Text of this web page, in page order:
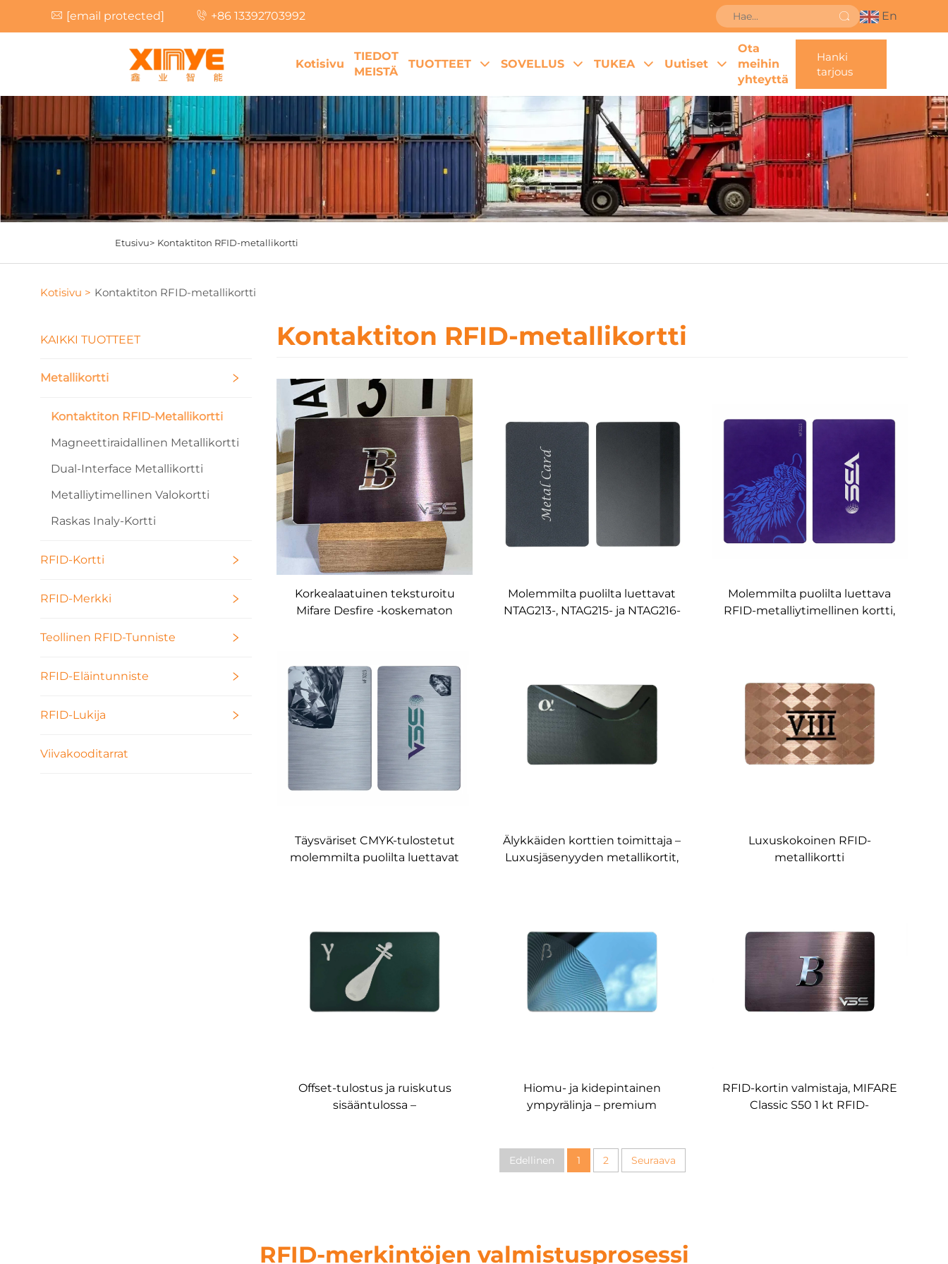
[email protected] +86 13392703992 En
Kotisivu
TIEDOT
MEISTÄ
TUOTTEET SOVELLUS TUKEA Uutiset
Ota
meihin
yhteyttä
Hanki
tarjous
Etusivu> Kontaktiton RFID-metallikortti
Kotisivu > Kontaktiton RFID-metallikortti
KAIKKI TUOTTEET
Metallikortti
Kontaktiton RFID-Metallikortti
Magneettiraidallinen Metallikortti
Dual-Interface Metallikortti
Metalliytimellinen Valokortti
Raskas Inaly-Kortti
RFID-Kortti
RFID-Merkki
Teollinen RFID-Tunniste
RFID-Eläintunniste
RFID-Lukija
Viivakooditarrat
Kontaktiton RFID-metallikortti
Korkealaatuinen teksturoitu
Mifare Desfire -koskematon
kannustusohjelmiin
Molemmilta puolilta luettavat
NTAG213-, NTAG215- ja NTAG216-
Molemmilta puolilta luettava
RFID-metalliytimellinen kortti,
Täysväriset CMYK-tulostetut
molemmilta puolilta luettavat
Älykkäiden korttien toimittaja –
Luxusjäsenyyden metallikortit,
Luxuskokoinen RFID-
metallikortti
Offset-tulostus ja ruiskutus
sisääntulossa –
Hiomu- ja kidepintainen
ympyrälinja – premium
luettavat kortit
RFID-kortin valmistaja, MIFARE
Classic S50 1 kt RFID-
Edellinen 1 2 Seuraava
RFID-merkintöjen valmistusprosessi